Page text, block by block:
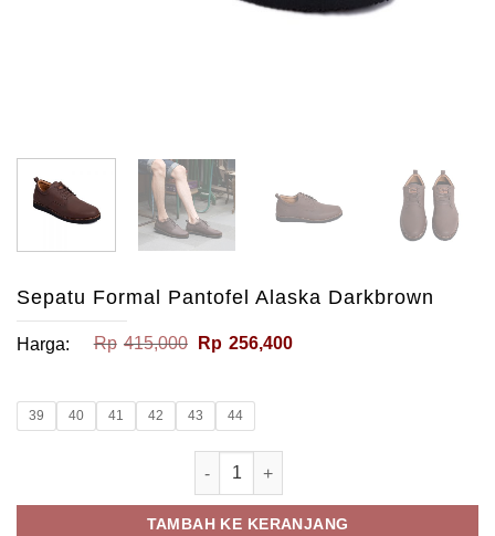
Sepatu Formal Pantofel Alaska Darkbrown
Harga: Rp 415,000 Harga
Rp 256,400Harga
39 40 41 42 43 44
Kuantitas Sepatu Formal Pantofel
TAMBAH KE KERANJANG